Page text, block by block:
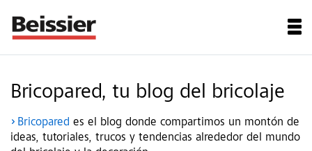
Bricopared, tu blog del bricolaje
Bricopared es el blog donde compartimos un montón de
ideas, tutoriales, trucos y tendencias alrededor del mundo